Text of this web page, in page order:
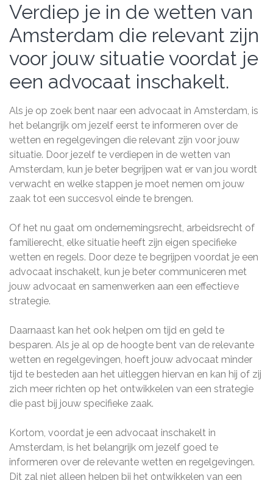
Verdiep je in de wetten van
Amsterdam die relevant zijn
voor jouw situatie voordat je
een advocaat inschakelt.
Als je op zoek bent naar een advocaat in Amsterdam, is
het belangrijk om jezelf eerst te informeren over de
wetten en regelgevingen die relevant zijn voor jouw
situatie. Door jezelf te verdiepen in de wetten van
Amsterdam, kun je beter begrijpen wat er van jou wordt
verwacht en welke stappen je moet nemen om jouw
zaak tot een succesvol einde te brengen.
Of het nu gaat om ondernemingsrecht, arbeidsrecht of
familierecht, elke situatie heeft zijn eigen specifieke
wetten en regels. Door deze te begrijpen voordat je een
advocaat inschakelt, kun je beter communiceren met
jouw advocaat en samenwerken aan een effectieve
strategie.
Daarnaast kan het ook helpen om tijd en geld te
besparen. Als je al op de hoogte bent van de relevante
wetten en regelgevingen, hoeft jouw advocaat minder
tijd te besteden aan het uitleggen hiervan en kan hij of zij
zich meer richten op het ontwikkelen van een strategie
die past bij jouw specifieke zaak.
Kortom, voordat je een advocaat inschakelt in
Amsterdam, is het belangrijk om jezelf goed te
informeren over de relevante wetten en regelgevingen.
Dit zal niet alleen helpen bij het ontwikkelen van een